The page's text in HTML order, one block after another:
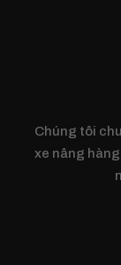
Chúng tôi
xe nâng